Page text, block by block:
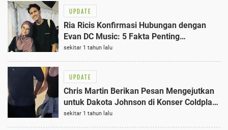
UPDATE
Ria Ricis Konfirmasi Hubungan dengan
Evan DC Music: 5 Fakta Penting
Terungkap
sekitar 1 tahun lalu
UPDATE
Chris Martin Berikan Pesan Mengejutkan
untuk Dakota Johnson di Konser Coldplay
ke-25
sekitar 1 tahun lalu